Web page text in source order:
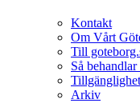
Kontakt
Om Vårt
Till
Så
Tillgänglighet
Arkiv